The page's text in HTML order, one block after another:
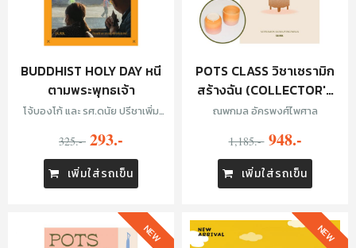
BUDDHIST HOLY DAY หนี
ตามพระพุทธเจ้า
โจ้บองโก้ และ รศ.ดนัย ปรีชาเพิ่ม
325.- 293.-
เพิ่มใส่รถเข็น
POTS CLASS วิชาเซรามิก
สร้างฉัน (COLLECTOR'S
EDITION)
ณพกมล อัครพงศ์ไพศาล
1,185.- 948.-
เพิ่มใส่รถเข็น
NEW NEW